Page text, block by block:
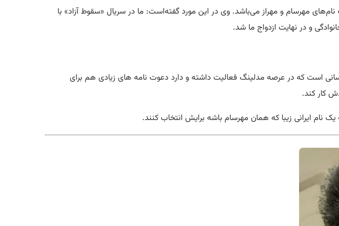
پسر به نام‌های مهرسام و مهراز می‌باشد. وی در این مورد گفته‌است: ما در سریال «سقوط آزاد» با
و در نهایت ازدواج ما شد.
یکی از قدیمترین کسانی است که در عرصه مدلینگ فعالیت داشته و دارد دعوت نامه های زیادی هم برای
کار کند.
نام ایرانی زیبا که همان مهرسام باشه برایش انتخاب کنند.